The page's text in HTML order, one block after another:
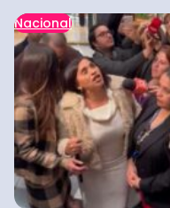
Nacional